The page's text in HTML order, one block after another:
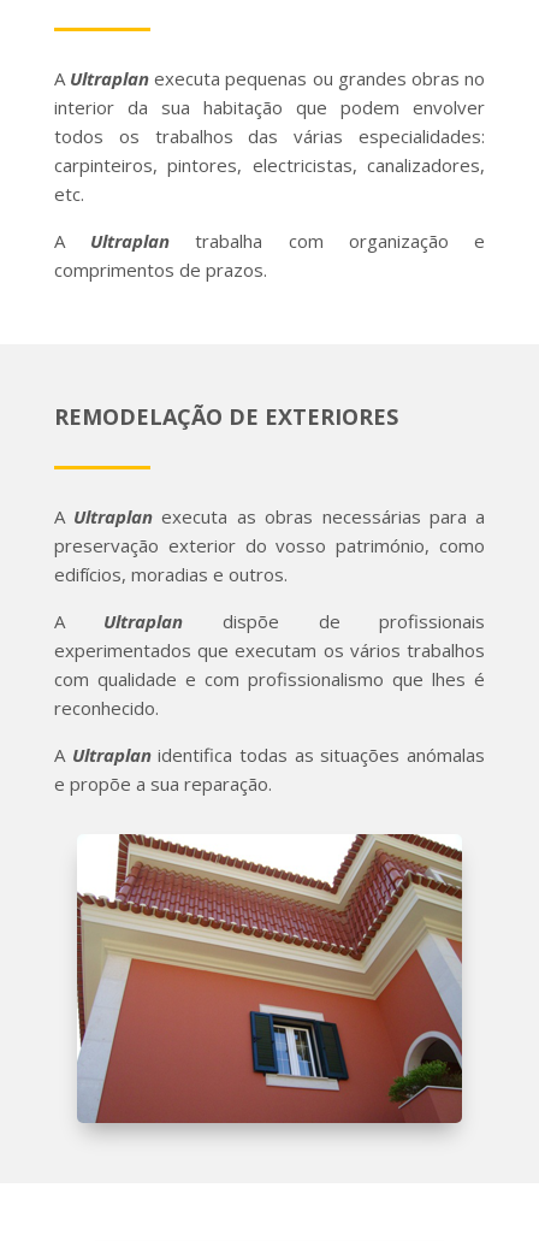
A Ultraplan executa pequenas ou grandes obras no
interior da sua habitação que podem envolver
todos os trabalhos das várias especialidades:
carpinteiros, pintores, electricistas, canalizadores,
etc.
A Ultraplan
trabalha com organização e
comprimentos de prazos.
REMODELAÇÃO DE EXTERIORES
A Ultraplan executa as obras necessárias para a
preservação exterior do vosso património, como
edifícios, moradias e outros.
A Ultraplan
dispõe de profissionais
experimentados que executam os vários trabalhos
com qualidade e com profissionalismo que lhes é
reconhecido.
A Ultraplan identifica todas as situações anómalas
e propõe a sua reparação.